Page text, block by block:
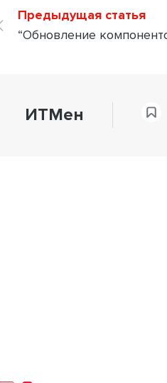
Предыдущая статья
“Обновление
ИТМен